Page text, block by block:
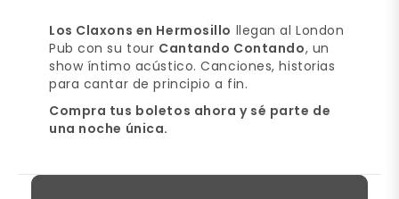
Los Claxons en Hermosillo llegan al London
Pub con su tour Cantando Contando, un
show íntimo acústico. Canciones, historias
para cantar de principio a fin.
Compra tus boletos ahora y sé parte de
una noche única.